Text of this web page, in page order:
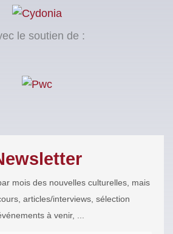
le soutien de :
mois des nouvelles culturelles, mais
articles/interviews, sélection
à venir, ...